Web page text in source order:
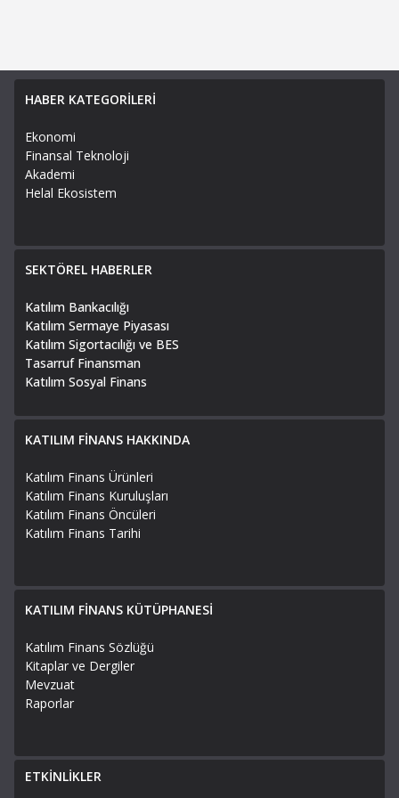
HABER KATEGORİLERİ
Ekonomi
Finansal Teknoloji
Akademi
Helal Ekosistem
SEKTÖREL HABERLER
Katılım Bankacılığı
Katılım Sermaye Piyasası
Katılım Sigortacılığı ve BES
Tasarruf Finansman
Katılım Sosyal Finans
KATILIM FİNANS HAKKINDA
Katılım Finans Ürünleri
Katılım Finans Kuruluşları
Katılım Finans Öncüleri
Katılım Finans Tarihi
KATILIM FİNANS KÜTÜPHANESİ
Katılım Finans Sözlüğü
Kitaplar ve Dergiler
Mevzuat
Raporlar
ETKİNLİKLER